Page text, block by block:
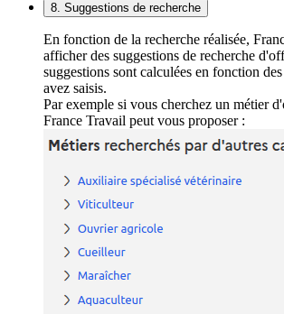
8. Suggestions de recherche
En fonction de la recherche réalisée,
afficher des suggestions de recherche
suggestions sont calculées en fonction
avez saisis.
Par exemple si vous cherchez un métier
France Travail peut vous proposer :